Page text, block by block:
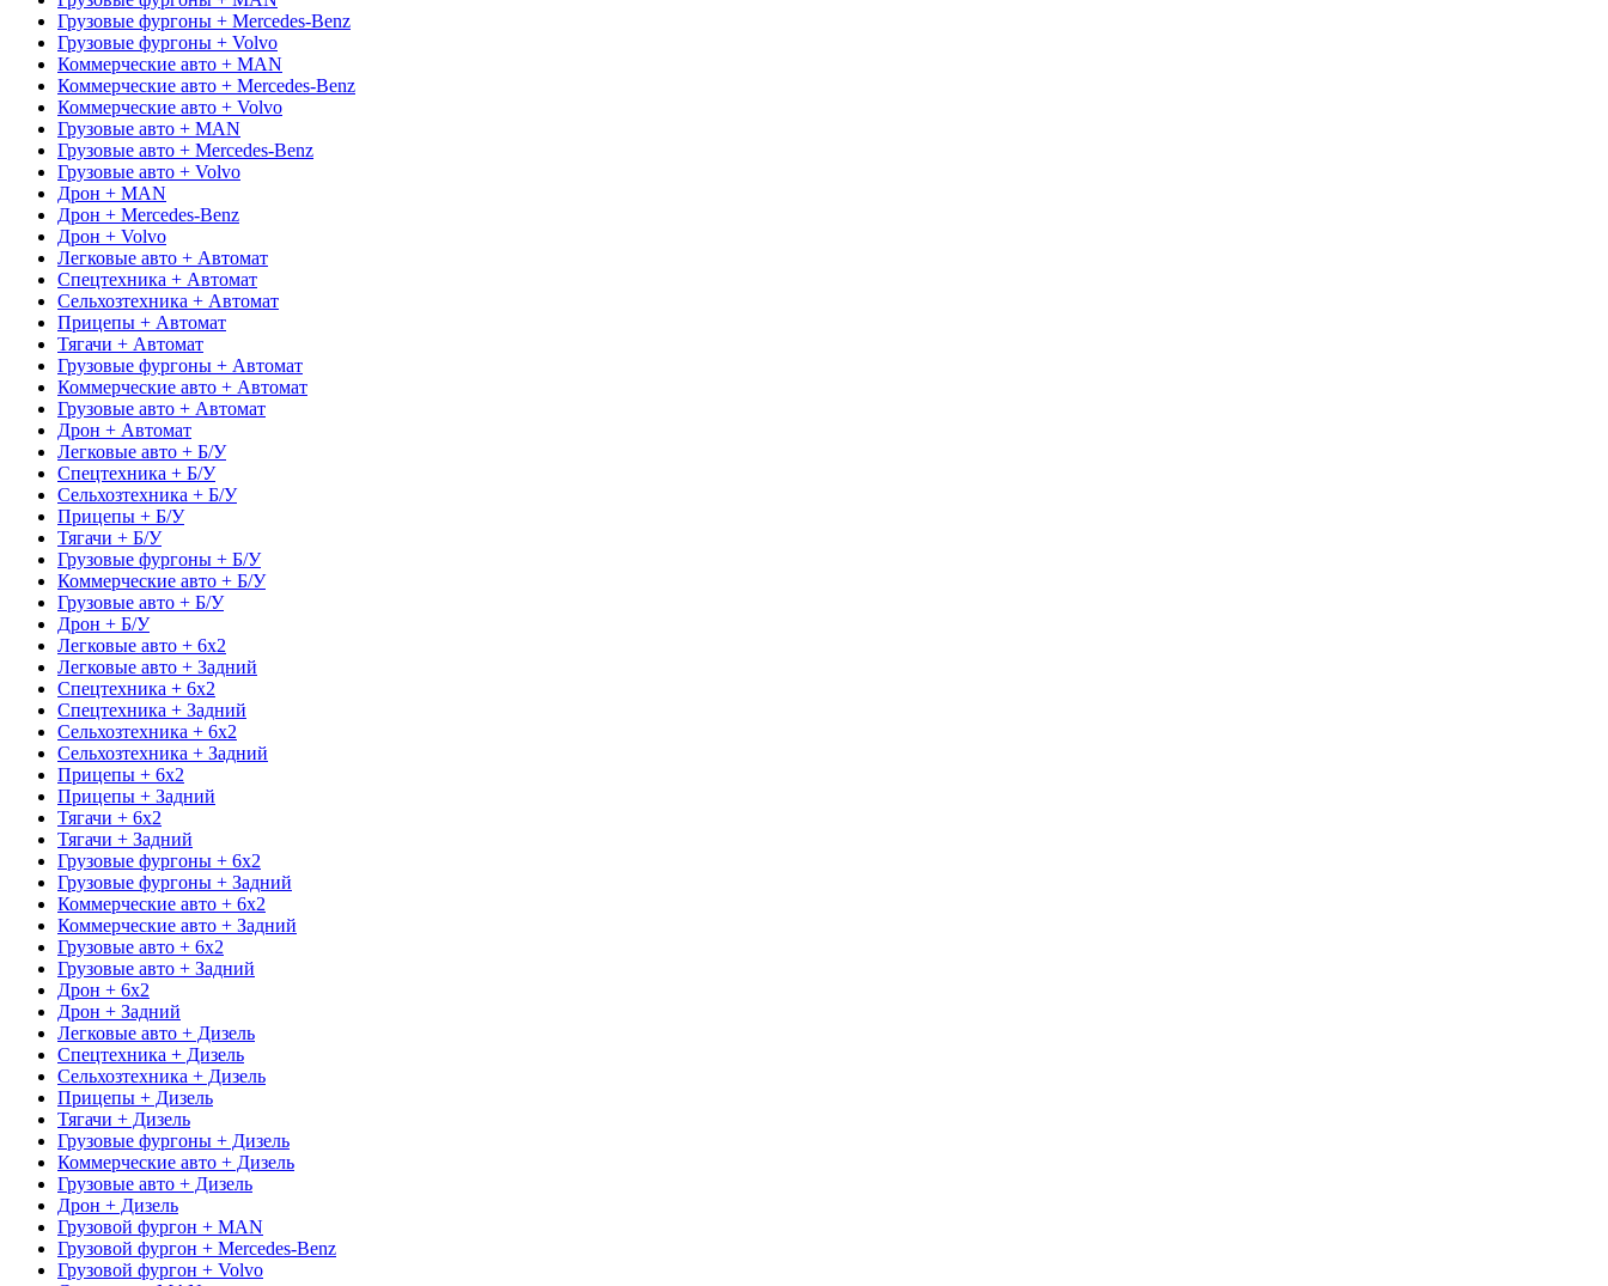
Грузовые фургоны + Mercedes-Benz
Грузовые фургоны + Volvo
Коммерческие авто + MAN
Коммерческие авто + Mercedes-Benz
Коммерческие авто + Volvo
Грузовые авто + MAN
Грузовые авто + Mercedes-Benz
Грузовые авто + Volvo
Дрон + MAN
Дрон + Mercedes-Benz
Дрон + Volvo
Легковые авто + Автомат
Спецтехника + Автомат
Сельхозтехника + Автомат
Прицепы + Автомат
Тягачи + Автомат
Грузовые фургоны + Автомат
Коммерческие авто + Автомат
Грузовые авто + Автомат
Дрон + Автомат
Легковые авто + Б/У
Спецтехника + Б/У
Сельхозтехника + Б/У
Прицепы + Б/У
Тягачи + Б/У
Грузовые фургоны + Б/У
Коммерческие авто + Б/У
Грузовые авто + Б/У
Дрон + Б/У
Легковые авто + 6x2
Легковые авто + Задний
Спецтехника + 6x2
Спецтехника + Задний
Сельхозтехника + 6x2
Сельхозтехника + Задний
Прицепы + 6x2
Прицепы + Задний
Тягачи + 6x2
Тягачи + Задний
Грузовые фургоны + 6x2
Грузовые фургоны + Задний
Коммерческие авто + 6x2
Коммерческие авто + Задний
Грузовые авто + 6x2
Грузовые авто + Задний
Дрон + 6x2
Дрон + Задний
Легковые авто + Дизель
Спецтехника + Дизель
Сельхозтехника + Дизель
Прицепы + Дизель
Тягачи + Дизель
Грузовые фургоны + Дизель
Коммерческие авто + Дизель
Грузовые авто + Дизель
Дрон + Дизель
Грузовой фургон + MAN
Грузовой фургон + Mercedes-Benz
Грузовой фургон + Volvo